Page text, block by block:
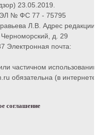
23.05.2019.
ЭЛ № ФС 77 - 75795
Л.В. Адрес
д. 29
Электронная почта:
частичном
обязательна (в
соглашение